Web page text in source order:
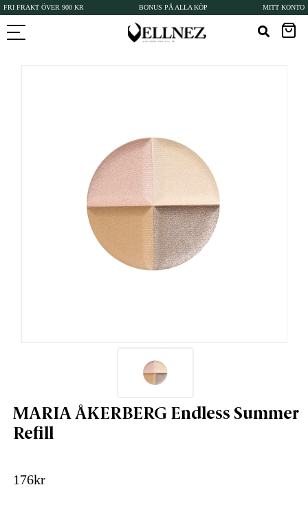
FRI FRAKT ÖVER 900 KR BONUS PÅ ALLA KÖP MITT KONTO
MARIA ÅKERBERG Endless Summer
Refill
176kr